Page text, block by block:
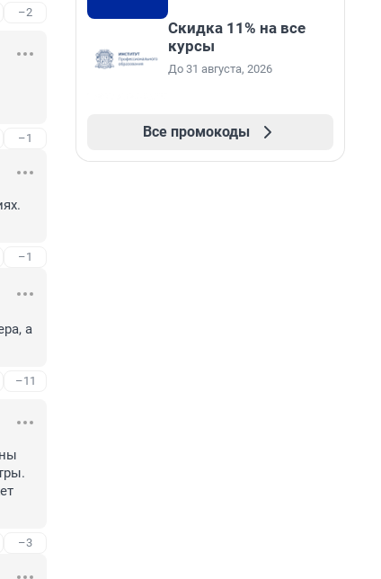
–2
–1
–1
а
–11
–3
Скидка 11% на все
курсы
До 31 августа, 2026
Все промокоды